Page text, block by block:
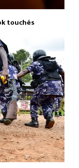
touchés